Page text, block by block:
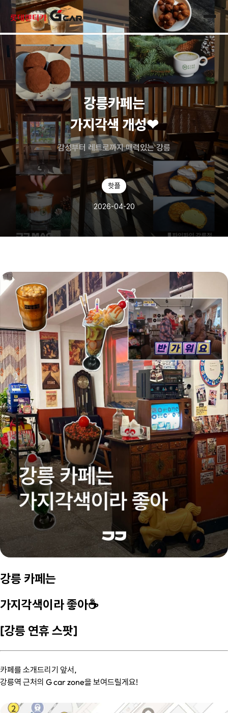
skip navigation
전체
강릉카페는
가지각색 개성❤
감성부터 레트로까지 매력있는 강릉
핫플
2026-04-20
강릉 카페는
가지각색이라 좋아☕️
[강릉 연휴 스팟]
카페를 소개드리기 앞서,
강릉역 근처의 G car zone을 보여드릴게요!